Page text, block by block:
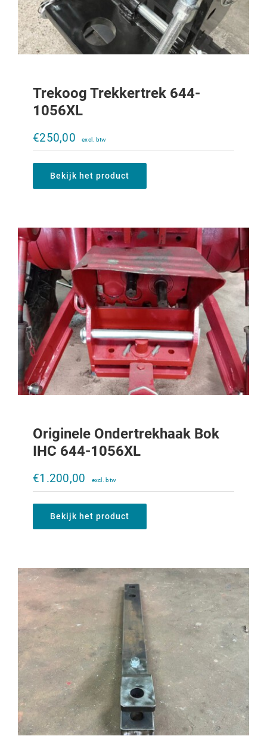
Trekoog Trekkertrek 644-
1056XL
€250,00
Bekijk het product
Originele ondertrekhaak bok IHC 644-
€1.200,00
Originele Ondertrekhaak Bok
IHC 644-1056XL
€1.200,00
Bekijk het product
€395,00